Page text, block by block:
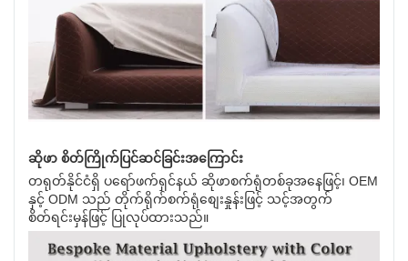
ဆိုဖာ စိတ်ကြိုက်ပြင်ဆင်ခြင်းအကြောင်း
တရုတ်နိုင်ငံရှိ ပရော်ဖက်ရှင်နယ် ဆိုဖာစက်ရုံတစ်ခုအနေဖြင့်၊ OEM
နှင့် ODM သည် တိုက်ရိုက်စက်ရုံစျေးနှုန်းဖြင့် သင့်အတွက်
စိတ်ရင်းမှန်ဖြင့် ပြုလုပ်ထားသည်။